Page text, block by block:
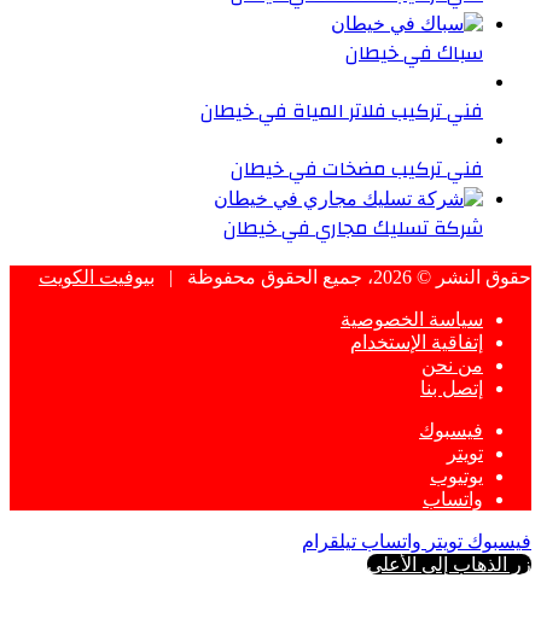
سباك في خيطان
فني تركيب فلاتر المياة في خيطان
فني تركيب مضخات في خيطان
شركة تسليك مجاري في خيطان
حقوق النشر © 2026، جميع الحقوق محفوظة | بيوفيت الكويت
سياسة الخصوصية
إتفاقية الإستخدام
من نحن
إتصل بنا
فيسبوك
تويتر
يوتيوب
واتساب
فيسبوك تويتر واتساب تيلقرام
زر الذهاب إلى الأعلى